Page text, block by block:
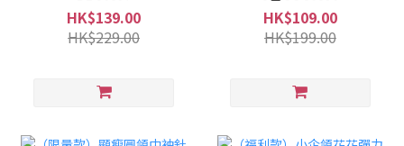
HK$139.00
HK$229.00
HK$109.00
HK$199.00